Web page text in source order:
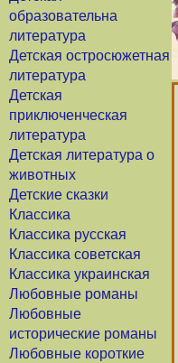
образовательна
литература
Детская остросюжетная
литература
Детская
приключенческая
литература
Детская литература о
животных
Детские сказки
Классика
Классика русская
Классика советская
Классика украинская
Любовные романы
Любовные
исторические романы
Любовные короткие